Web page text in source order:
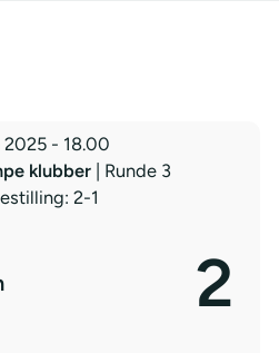
2025 - 18.00
klubber
| Runde 3
2-1
2